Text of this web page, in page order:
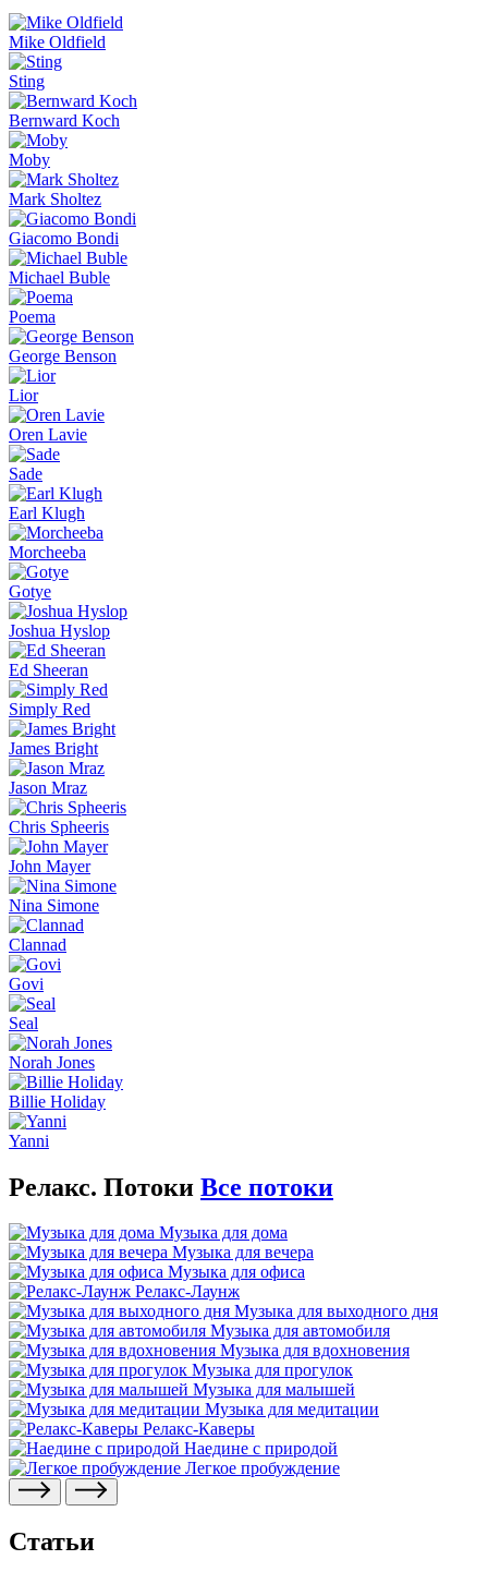
Mike Oldfield
Sting
Bernward Koch
Moby
Mark Sholtez
Giacomo Bondi
Michael Buble
Poema
George Benson
Lior
Oren Lavie
Sade
Earl Klugh
Morcheeba
Gotye
Joshua Hyslop
Ed Sheeran
Simply Red
James Bright
Jason Mraz
Chris Spheeris
John Mayer
Nina Simone
Clannad
Govi
Seal
Norah Jones
Billie Holiday
Yanni
Релакс. Потоки Все потоки
Музыка для дома
Музыка для вечера
Музыка для офиса
Релакс-Лаунж
Музыка для выходного дня
Музыка для автомобиля
Музыка для вдохновения
Музыка для прогулок
Музыка для малышей
Музыка для медитации
Релакс-Каверы
Наедине с природой
Легкое пробуждение
Статьи